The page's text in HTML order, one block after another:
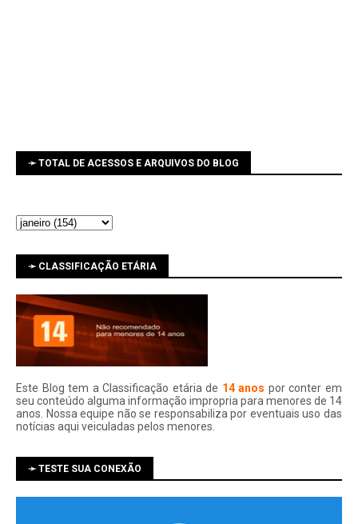
➛ TOTAL DE ACESSOS E ARQUIVOS DO BLOG
➛ CLASSIFICAÇÃO ETÁRIA
Este Blog tem a Classificação etária de 14 anos por conter em
seu conteúdo alguma informação impropria para menores de 14
anos. Nossa equipe não se responsabiliza por eventuais uso das
notí­cias aqui veiculadas pelos menores.
➛ TESTE SUA CONEXÃO